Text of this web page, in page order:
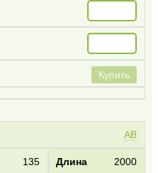
Купить
AB
135 2000